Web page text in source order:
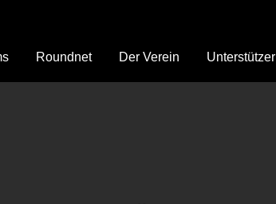
Roundnet Der Verein Unterstützer